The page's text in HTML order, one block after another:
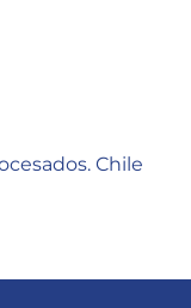
Chile